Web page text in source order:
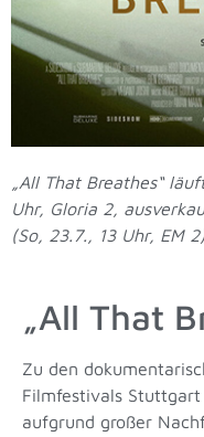
„All That Breathes“
Uhr, Gloria 2,
(So, 23.7., 13 Uhr, EM
„All That
Zu den
Filmfestivals Stuttgart
aufgrund großer